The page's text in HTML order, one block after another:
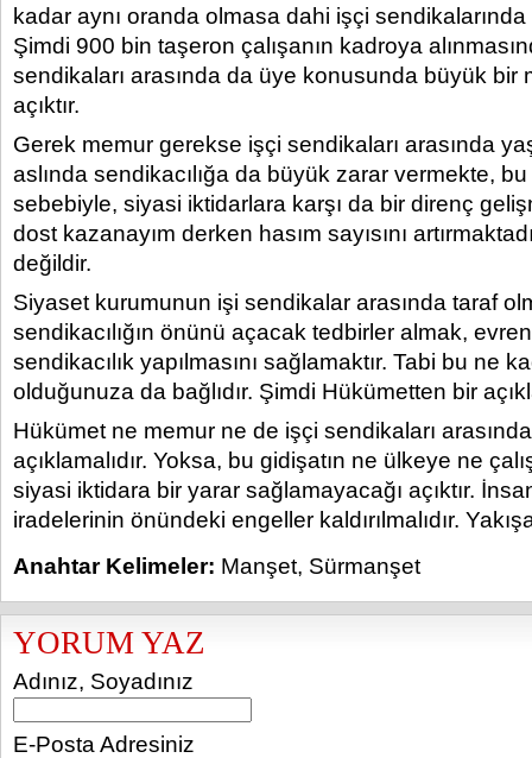
kadar aynı oranda olmasa dahi işçi
Şimdi 900 bin taşeron çalışanın kadroya
sendikaları arasında da üye konusunda büyük bir
açıktır.
Gerek memur gerekse işçi sendikaları arasında
aslında sendikacılığa da büyük zarar vermekte,
sebebiyle, siyasi iktidarlara karşı da bir direnç
dost kazanayım derken hasım sayısını
değildir.
Siyaset kurumunun işi sendikalar arasında taraf
sendikacılığın önünü açacak tedbirler almak,
sendikacılık yapılmasını sağlamaktır. Tabi bu ne
olduğunuza da bağlıdır. Şimdi Hükümetten bir
Hükümet ne memur ne de işçi sendikaları arasında
açıklamalıdır. Yoksa, bu gidişatın ne ülkeye ne
siyasi iktidara bir yarar sağlamayacağı açıktır.
iradelerinin önündeki engeller kaldırılmalıdır.
Anahtar Kelimeler: Manşet, Sürmanşet
YORUM YAZ
Adınız, Soyadınız
E-Posta Adresiniz